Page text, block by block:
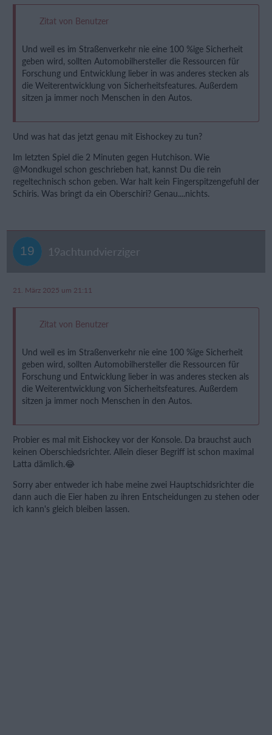
Zitat von Benutzer
Und weil es im Straßenverkehr nie eine 100 %ige Sicherheit
geben wird, sollten Automobilhersteller die Ressourcen für
Forschung und Entwicklung lieber in was anderes stecken als
die Weiterentwicklung von Sicherheitsfeatures. Außerdem
sitzen ja immer noch Menschen in den Autos.
Und was hat das jetzt genau mit Eishockey zu tun?
Im letzten Spiel die 2 Minuten gegen Hutchison. Wie
@Mondkugel schon geschrieben hat, kannst Du die rein
regeltechnisch schon geben. War halt kein Fingerspitzengefuhl der
Schiris. Was bringt da ein Oberschiri? Genau....nichts.
19achtundvierziger
21. März 2025 um 21:11
Zitat von Benutzer
Und weil es im Straßenverkehr nie eine 100 %ige Sicherheit
geben wird, sollten Automobilhersteller die Ressourcen für
Forschung und Entwicklung lieber in was anderes stecken als
die Weiterentwicklung von Sicherheitsfeatures. Außerdem
sitzen ja immer noch Menschen in den Autos.
Probier es mal mit Eishockey vor der Konsole. Da brauchst auch
keinen Oberschiedsrichter. Allein dieser Begriff ist schon maximal
Latta dämlich.😂
Sorry aber entweder ich habe meine zwei Hauptschidsrichter die
dann auch die Eier haben zu ihren Entscheidungen zu stehen oder
ich kann's gleich bleiben lassen.